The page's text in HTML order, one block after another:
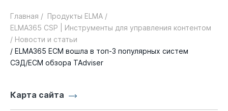
Главная / Продукты ELMA /
ELMA365 CSP | Инструменты для управления контентом
/ Новости и статьи
/ ELMA365 ECM вошла в топ-3 популярных систем
СЭД/ECM обзора TAdviser
Карта сайта